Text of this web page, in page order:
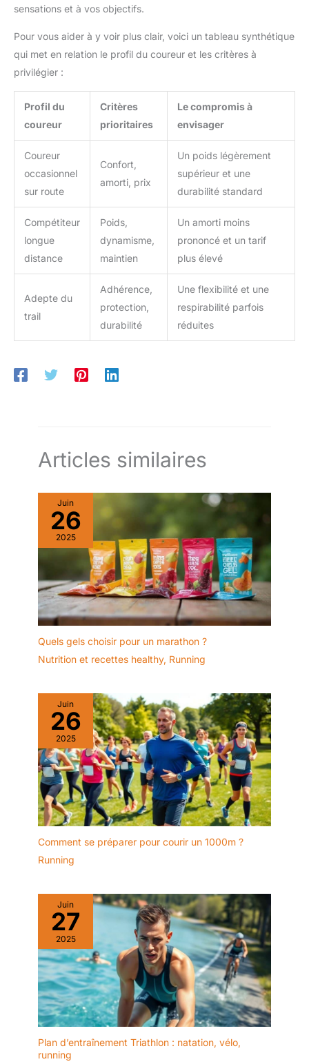
sensations et à vos objectifs.
Pour vous aider à y voir plus clair, voici un tableau synthétique
qui met en relation le profil du coureur et les critères à
privilégier :
Profil du
coureur
Critères
prioritaires
Le compromis à
envisager
Coureur
occasionnel
sur route
Confort,
amorti, prix
Un poids légèrement
supérieur et une
durabilité standard
Compétiteur
longue
distance
Poids,
dynamisme,
maintien
Un amorti moins
prononcé et un tarif
plus élevé
Adepte du
trail
Adhérence,
protection,
durabilité
Une flexibilité et une
respirabilité parfois
réduites
Articles similaires
Juin
26
2025
Quels gels choisir pour un marathon ?
Nutrition et recettes healthy, Running
Juin
26
2025
Comment se préparer pour courir un 1000m ?
Running
Juin
27
2025
Plan d’entraînement Triathlon : natation, vélo,
running